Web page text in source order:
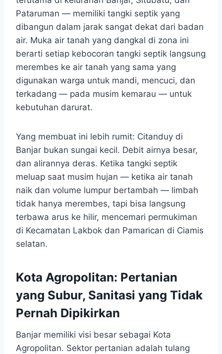
Pataruman — memiliki tangki septik yang
dibangun dalam jarak sangat dekat dari badan
air. Muka air tanah yang dangkal di zona ini
berarti setiap kebocoran tangki septik langsung
merembes ke air tanah yang sama yang
digunakan warga untuk mandi, mencuci, dan
terkadang — pada musim kemarau — untuk
kebutuhan darurat.
Yang membuat ini lebih rumit: Citanduy di
Banjar bukan sungai kecil. Debit airnya besar,
dan alirannya deras. Ketika tangki septik
meluap saat musim hujan — ketika air tanah
naik dan volume lumpur bertambah — limbah
tidak hanya merembes, tapi bisa langsung
terbawa arus ke hilir, mencemari permukiman
di Kecamatan Lakbok dan Pamarican di Ciamis
selatan.
Kota Agropolitan: Pertanian
yang Subur, Sanitasi yang Tidak
Pernah Dipikirkan
Banjar memiliki visi besar sebagai Kota
Agropolitan. Sektor pertanian adalah tulang